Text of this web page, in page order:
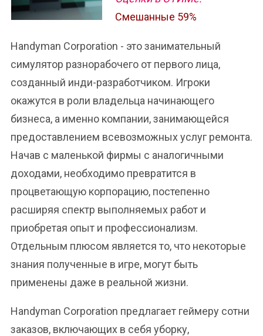
Смешанные 59%
Handyman Corporation - это занимательный
симулятор разнорабочего от первого лица,
созданный инди-разработчиком. Игроки
окажутся в роли владельца начинающего
бизнеса, а именно компании, занимающейся
предоставлением всевозможных услуг ремонта.
Начав с маленькой фирмы с аналогичными
доходами, необходимо превратится в
процветающую корпорацию, постепенно
расширяя спектр выполняемых работ и
приобретая опыт и профессионализм.
Отдельным плюсом является то, что некоторые
знания полученные в игре, могут быть
применены даже в реальной жизни.
Handyman Corporation предлагает геймеру сотни
заказов, включающих в себя уборку,